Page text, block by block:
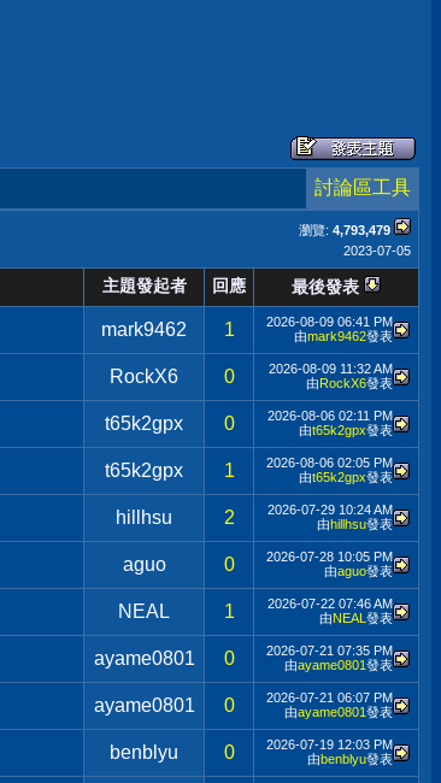
討論區工具
瀏覽: 4,793,479
2023-07-05
主題發起者 回應 最後發表
mark9462 1 2026-08-09 06:41 PM
由mark9462發表
RockX6 0 2026-08-09 11:32 AM
由RockX6發表
t65k2gpx 0 2026-08-06 02:11 PM
由t65k2gpx發表
t65k2gpx 1 2026-08-06 02:05 PM
由t65k2gpx發表
hillhsu 2 2026-07-29 10:24 AM
由hillhsu發表
aguo 0 2026-07-28 10:05 PM
由aguo發表
NEAL 1 2026-07-22 07:46 AM
由NEAL 發表
ayame0801 0 2026-07-21 07:35 PM
由ayame0801發表
ayame0801 0 2026-07-21 06:07 PM
由ayame0801發表
benblyu 0 2026-07-19 12:03 PM
由benblyu發表